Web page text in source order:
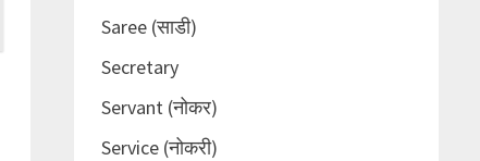
Saree (साडी)
Secretary
Servant (नोकर)
Service (नोकरी)